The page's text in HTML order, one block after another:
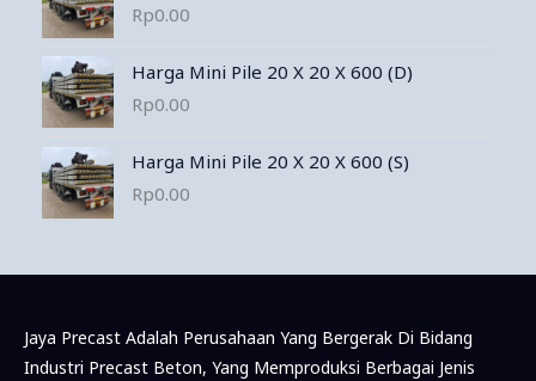
Rp0.00
Harga Mini Pile 20 X 20 X 600 (D)
Rp0.00
Harga Mini Pile 20 X 20 X 600 (S)
Rp0.00
Jaya Precast Adalah Perusahaan Yang Bergerak Di Bidang
Industri Precast Beton, Yang Memproduksi Berbagai Jenis